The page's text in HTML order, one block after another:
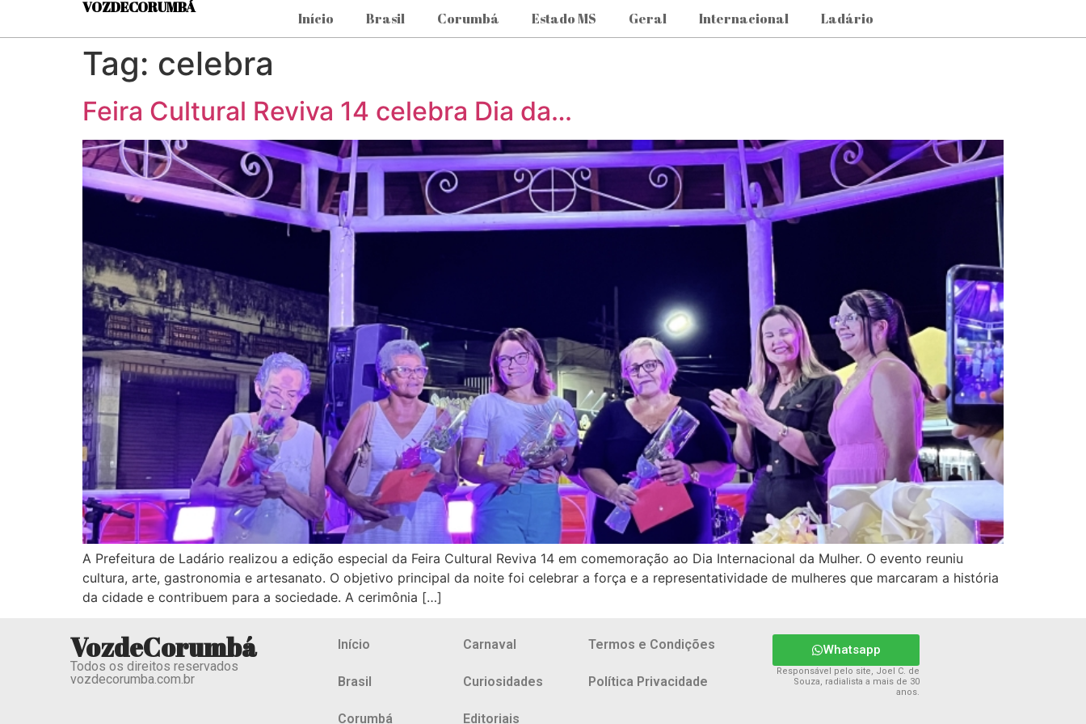
VOZDECORUMBÁ
Início Brasil Corumbá Estado MS Geral Internacional Ladário
Tag: celebra
Feira Cultural Reviva 14 celebra Dia da…
A Prefeitura de Ladário realizou a edição especial da Feira Cultural Reviva 14 em comemoração ao Dia Internacional da Mulher. O evento reuniu
cultura, arte, gastronomia e artesanato. O objetivo principal da noite foi celebrar a força e a representatividade de mulheres que marcaram a história
da cidade e contribuem para a sociedade. A cerimônia […]
VozdeCorumbá
Todos os direitos reservados
vozdecorumba.com.br
Início
Brasil
Corumbá
Carnaval
Curiosidades
Editoriais
Termos e Condições
Política Privacidade
Whatsapp
Responsável pelo site, Joel C. de
Souza, radialista a mais de 30
anos.